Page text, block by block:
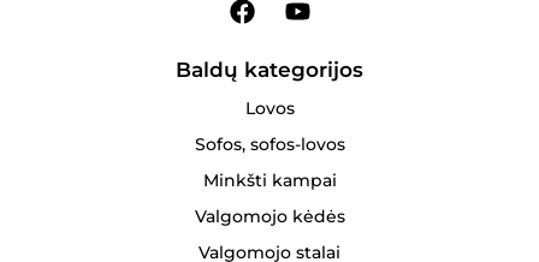
Baldų kategorijos
Lovos
Sofos, sofos-lovos
Minkšti kampai
Valgomojo kėdės
Valgomojo stalai